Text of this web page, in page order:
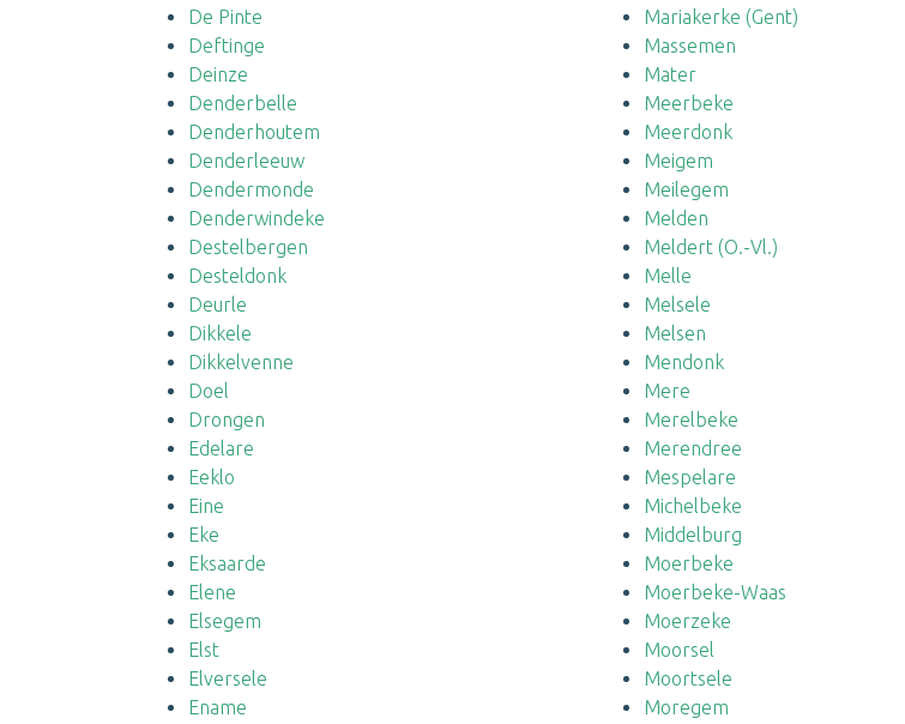
De Pinte
Deftinge
Deinze
Denderbelle
Denderhoutem
Denderleeuw
Dendermonde
Denderwindeke
Destelbergen
Desteldonk
Deurle
Dikkele
Dikkelvenne
Doel
Drongen
Edelare
Eeklo
Eine
Eke
Eksaarde
Elene
Elsegem
Elst
Elversele
Ename
Mariakerke (Gent)
Massemen
Mater
Meerbeke
Meerdonk
Meigem
Meilegem
Melden
Meldert (O.-Vl.)
Melle
Melsele
Melsen
Mendonk
Mere
Merelbeke
Merendree
Mespelare
Michelbeke
Middelburg
Moerbeke
Moerbeke-Waas
Moerzeke
Moorsel
Moortsele
Moregem